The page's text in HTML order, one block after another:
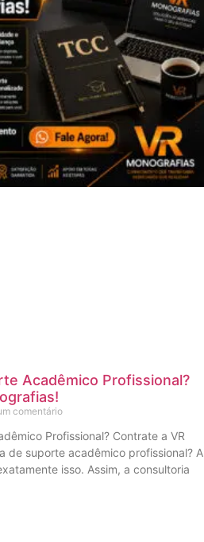
Acadêmico Profissional?
comentário
Profissional? Contrate a VR
de suporte acadêmico profissional? A
isso. Assim, a consultoria